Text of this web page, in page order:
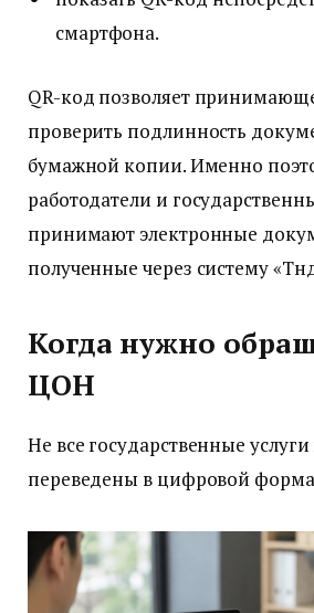
смартфона.
QR-код позволяет
проверить подлинность
бумажной копии. Именно
работодатели и
принимают электронные
полученные через систему
Когда нужно
ЦОН
Не все государственные
переведены в цифровой